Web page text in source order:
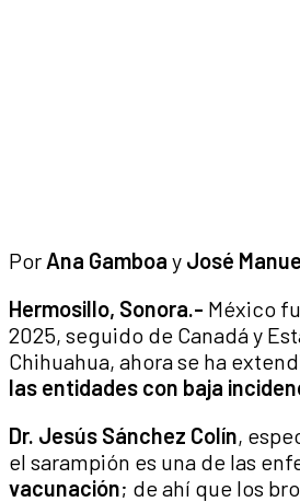
Por Ana Gamboa y José
Hermosillo, Sonora.- México
2025, seguido de Canadá y
Chihuahua, ahora se ha
las entidades con baja
Dr. Jesús Sánchez Colín,
el sarampión es una de las
vacunación; de ahí que los